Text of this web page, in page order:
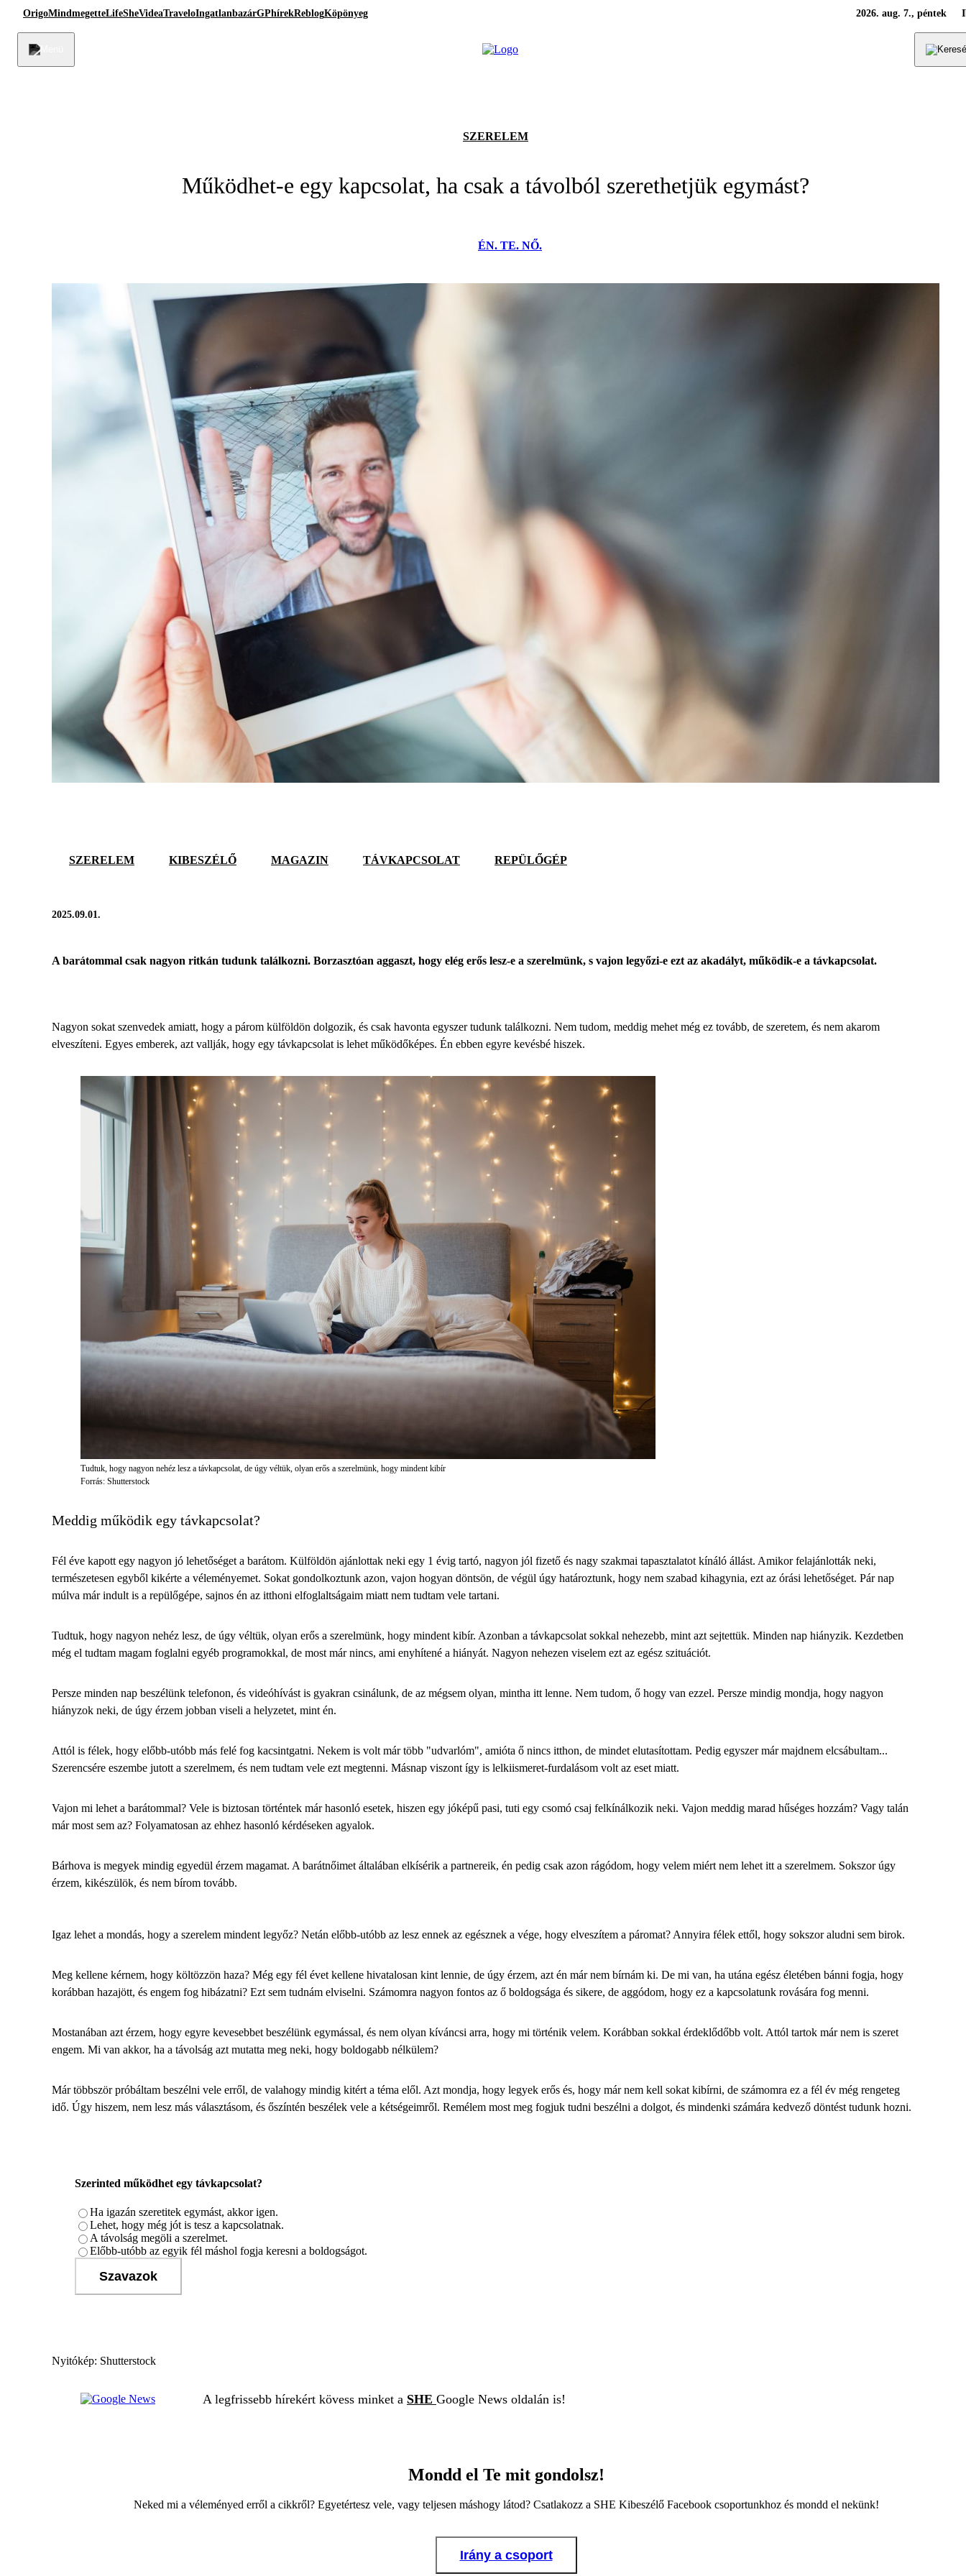
OrigoMindmegetteLifeSheVideaTraveloIngatlanbazárGPhírekReblogKöpönyeg 2026. aug. 7., péntek
SZERELEM
Működhet-e egy kapcsolat, ha csak a távolból szerethetjük egymást?
ÉN. TE. NŐ.
SZERELEM KIBESZÉLŐ MAGAZIN TÁVKAPCSOLAT REPÜLŐGÉP
2025.09.01.
A barátommal csak nagyon ritkán tudunk találkozni. Borzasztóan aggaszt, hogy elég erős lesz-e a szerelmünk, s vajon legyőzi-e ezt az akadályt, működik-e a távkapcsolat.
Nagyon sokat szenvedek amiatt, hogy a párom külföldön dolgozik, és csak havonta egyszer tudunk találkozni. Nem tudom, meddig mehet még ez tovább, de szeretem, és nem akarom
elveszíteni. Egyes emberek, azt vallják, hogy egy távkapcsolat is lehet működőképes. Én ebben egyre kevésbé hiszek.
Tudtuk, hogy nagyon nehéz lesz a távkapcsolat, de úgy véltük, olyan erős a szerelmünk, hogy mindent kibír
Forrás: Shutterstock
Meddig működik egy távkapcsolat?
Fél éve kapott egy nagyon jó lehetőséget a barátom. Külföldön ajánlottak neki egy 1 évig tartó, nagyon jól fizető és nagy szakmai tapasztalatot kínáló állást. Amikor felajánlották neki,
természetesen egyből kikérte a véleményemet. Sokat gondolkoztunk azon, vajon hogyan döntsön, de végül úgy határoztunk, hogy nem szabad kihagynia, ezt az órási lehetőséget. Pár nap
múlva már indult is a repülőgépe, sajnos én az itthoni elfoglaltságaim miatt nem tudtam vele tartani.
Tudtuk, hogy nagyon nehéz lesz, de úgy véltük, olyan erős a szerelmünk, hogy mindent kibír. Azonban a távkapcsolat sokkal nehezebb, mint azt sejtettük. Minden nap hiányzik. Kezdetben
még el tudtam magam foglalni egyéb programokkal, de most már nincs, ami enyhítené a hiányát. Nagyon nehezen viselem ezt az egész szituációt.
Persze minden nap beszélünk telefonon, és videóhívást is gyakran csinálunk, de az mégsem olyan, mintha itt lenne. Nem tudom, ő hogy van ezzel. Persze mindig mondja, hogy nagyon
hiányzok neki, de úgy érzem jobban viseli a helyzetet, mint én.
Attól is félek, hogy előbb-utóbb más felé fog kacsintgatni. Nekem is volt már több "udvarlóm", amióta ő nincs itthon, de mindet elutasítottam. Pedig egyszer már majdnem elcsábultam...
Szerencsére eszembe jutott a szerelmem, és nem tudtam vele ezt megtenni. Másnap viszont így is lelkiismeret-furdalásom volt az eset miatt.
Vajon mi lehet a barátommal? Vele is biztosan történtek már hasonló esetek, hiszen egy jóképű pasi, tuti egy csomó csaj felkínálkozik neki. Vajon meddig marad hűséges hozzám? Vagy talán
már most sem az? Folyamatosan az ehhez hasonló kérdéseken agyalok.
Bárhova is megyek mindig egyedül érzem magamat. A barátnőimet általában elkísérik a partnereik, én pedig csak azon rágódom, hogy velem miért nem lehet itt a szerelmem. Sokszor úgy
érzem, kikészülök, és nem bírom tovább.
Igaz lehet a mondás, hogy a szerelem mindent legyőz? Netán előbb-utóbb az lesz ennek az egésznek a vége, hogy elveszítem a páromat? Annyira félek ettől, hogy sokszor aludni sem birok.
Meg kellene kérnem, hogy költözzön haza? Még egy fél évet kellene hivatalosan kint lennie, de úgy érzem, azt én már nem bírnám ki. De mi van, ha utána egész életében bánni fogja, hogy
korábban hazajött, és engem fog hibázatni? Ezt sem tudnám elviselni. Számomra nagyon fontos az ő boldogsága és sikere, de aggódom, hogy ez a kapcsolatunk rovására fog menni.
Mostanában azt érzem, hogy egyre kevesebbet beszélünk egymással, és nem olyan kíváncsi arra, hogy mi történik velem. Korábban sokkal érdeklődőbb volt. Attól tartok már nem is szeret
engem. Mi van akkor, ha a távolság azt mutatta meg neki, hogy boldogabb nélkülem?
Már többször próbáltam beszélni vele erről, de valahogy mindig kitért a téma elől. Azt mondja, hogy legyek erős és, hogy már nem kell sokat kibírni, de számomra ez a fél év még rengeteg
idő. Úgy hiszem, nem lesz más választásom, és őszíntén beszélek vele a kétségeimről. Remélem most meg fogjuk tudni beszélni a dolgot, és mindenki számára kedvező döntést tudunk hozni.
Szerinted működhet egy távkapcsolat?
Ha igazán szeretitek egymást, akkor igen.
Lehet, hogy még jót is tesz a kapcsolatnak.
A távolság megöli a szerelmet.
Előbb-utóbb az egyik fél máshol fogja keresni a boldogságot.
Szavazok
Nyitókép: Shutterstock
A legfrissebb hírekért kövess minket a SHE Google News oldalán is!
Mondd el Te mit gondolsz!
Neked mi a véleményed erről a cikkről? Egyetértesz vele, vagy teljesen máshogy látod? Csatlakozz a SHE Kibeszélő Facebook csoportunkhoz és mondd el nekünk!
Irány a csoport